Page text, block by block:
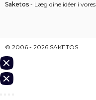
Saketos - Læg dine idéer i
© 2006 - 2026 SAKETOS